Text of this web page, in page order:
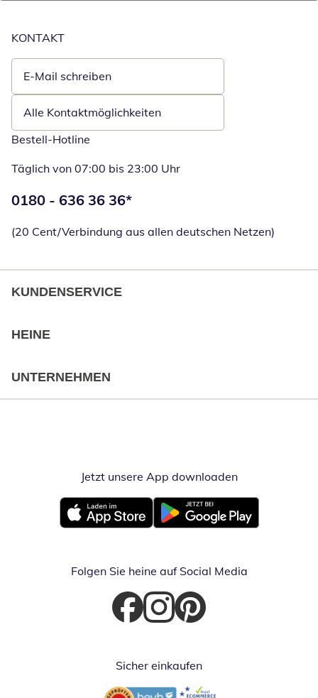
KONTAKT
E-Mail schreiben
Öffnet E-Mail-Client
Alle Kontaktmöglichkeiten
Bestell-Hotline
Täglich von 07:00 bis 23:00 Uhr
Telefonnummer:
0180 - 636 36 36*
(20 Cent/Verbindung aus allen deutschen Netzen)
KUNDENSERVICE
HEINE
UNTERNEHMEN
Jetzt unsere App downloadenÖffnet in
Öffnet in neuem FensterÖffnet in neuem Fenster
Folgen Sie heine auf Social Media
Öffnet in neuem Fenster
Öffnet in neuem Fenster
Öffnet in neuem Fenster
Sicher einkaufen